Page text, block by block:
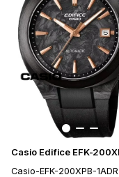
Casio-EFK-200XPB-1ADR